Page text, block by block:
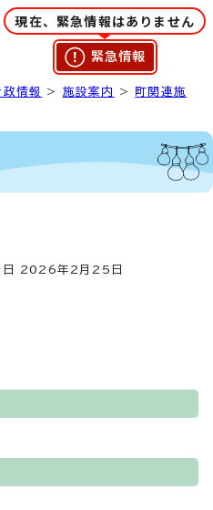
現在、緊急情報はありません
緊急情報
政情報 > 施設案内 > 町関連施
2026年2月25日